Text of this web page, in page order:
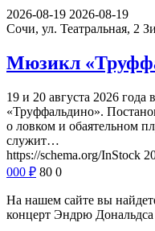
2026-08-19 2026-08-19
Сочи, ул. Театральная, 2
Мюзикл
19 и 20 августа 2026
«Труффальдино».
о ловком и обаятельном
служит…
https://schema.org/InStock
000 ₽ 80 0
На нашем сайте вы
концерт Эндрю Дональдса